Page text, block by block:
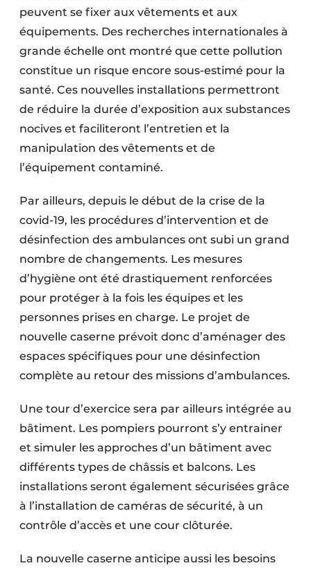
peuvent se fixer aux vêtements et aux
équipements. Des recherches internationales à
grande échelle ont montré que cette pollution
constitue un risque encore sous-estimé pour la
santé. Ces nouvelles installations permettront
de réduire la durée d’exposition aux substances
nocives et faciliteront l’entretien et la
manipulation des vêtements et de
l’équipement contaminé.
Par ailleurs, depuis le début de la crise de la
covid-19, les procédures d’intervention et de
désinfection des ambulances ont subi un grand
nombre de changements. Les mesures
d’hygiène ont été drastiquement renforcées
pour protéger à la fois les équipes et les
personnes prises en charge. Le projet de
nouvelle caserne prévoit donc d’aménager des
espaces spécifiques pour une désinfection
complète au retour des missions d’ambulances.
Une tour d’exercice sera par ailleurs intégrée au
bâtiment. Les pompiers pourront s’y entrainer
et simuler les approches d’un bâtiment avec
différents types de châssis et balcons. Les
installations seront également sécurisées grâce
à l’installation de caméras de sécurité, à un
contrôle d’accès et une cour clôturée.
La nouvelle caserne anticipe aussi les besoins